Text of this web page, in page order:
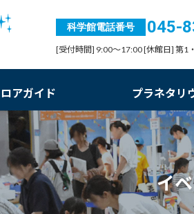
科学館電話番号 045-
[受付時間] 9:00～17:00 [休館日] 第1
アガイド プラネタリ
イ